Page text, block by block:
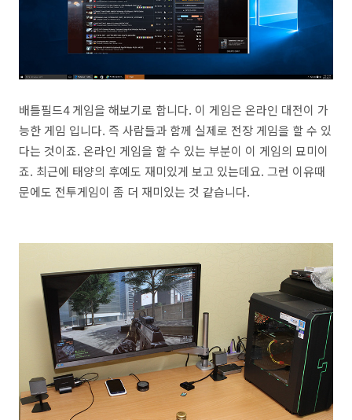
배틀필드4 게임을 해보기로 합니다. 이 게임은 온라인 대전이 가
능한 게임 입니다. 즉 사람들과 함께 실제로 전장 게임을 할 수 있
다는 것이죠. 온라인 게임을 할 수 있는 부분이 이 게임의 묘미이
죠. 최근에 태양의 후예도 재미있게 보고 있는데요. 그런 이유때
문에도 전투게임이 좀 더 재미있는 것 같습니다.